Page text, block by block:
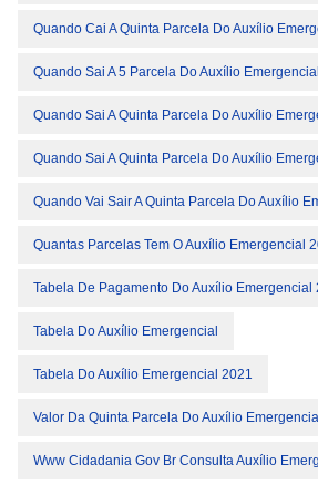
Quando Cai A Quinta Parcela Do Auxílio
Quando Sai A 5 Parcela Do Auxílio Emergencial
Quando Sai A Quinta Parcela Do Auxílio
Quando Sai A Quinta Parcela Do Auxílio
Quando Vai Sair A Quinta Parcela Do Auxílio
Quantas Parcelas Tem O Auxílio Emergencial
Tabela De Pagamento Do Auxílio Emergencial
Tabela Do Auxílio Emergencial
Tabela Do Auxílio Emergencial 2021
Valor Da Quinta Parcela Do Auxílio
Www Cidadania Gov Br Consulta Auxílio